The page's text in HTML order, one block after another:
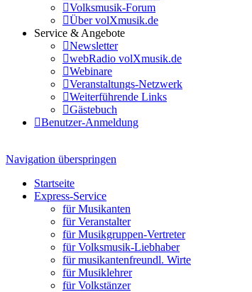
Volksmusik-Forum
Über volXmusik.de
Service & Angebote
Newsletter
webRadio volXmusik.de
Webinare
Veranstaltungs-Netzwerk
Weiterführende Links
Gästebuch
Benutzer-Anmeldung
Navigation überspringen
Startseite
Express-Service
für Musikanten
für Veranstalter
für Musikgruppen-Vertreter
für Volksmusik-Liebhaber
für musikantenfreundl. Wirte
für Musiklehrer
für Volkstänzer